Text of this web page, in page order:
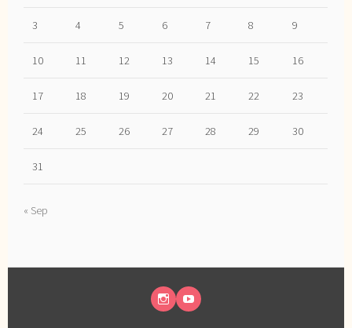
3 4 5 6 7 8 9
10 11 12 13 14 15 16
17 18 19 20 21 22 23
24 25 26 27 28 29 30
31
« Sep